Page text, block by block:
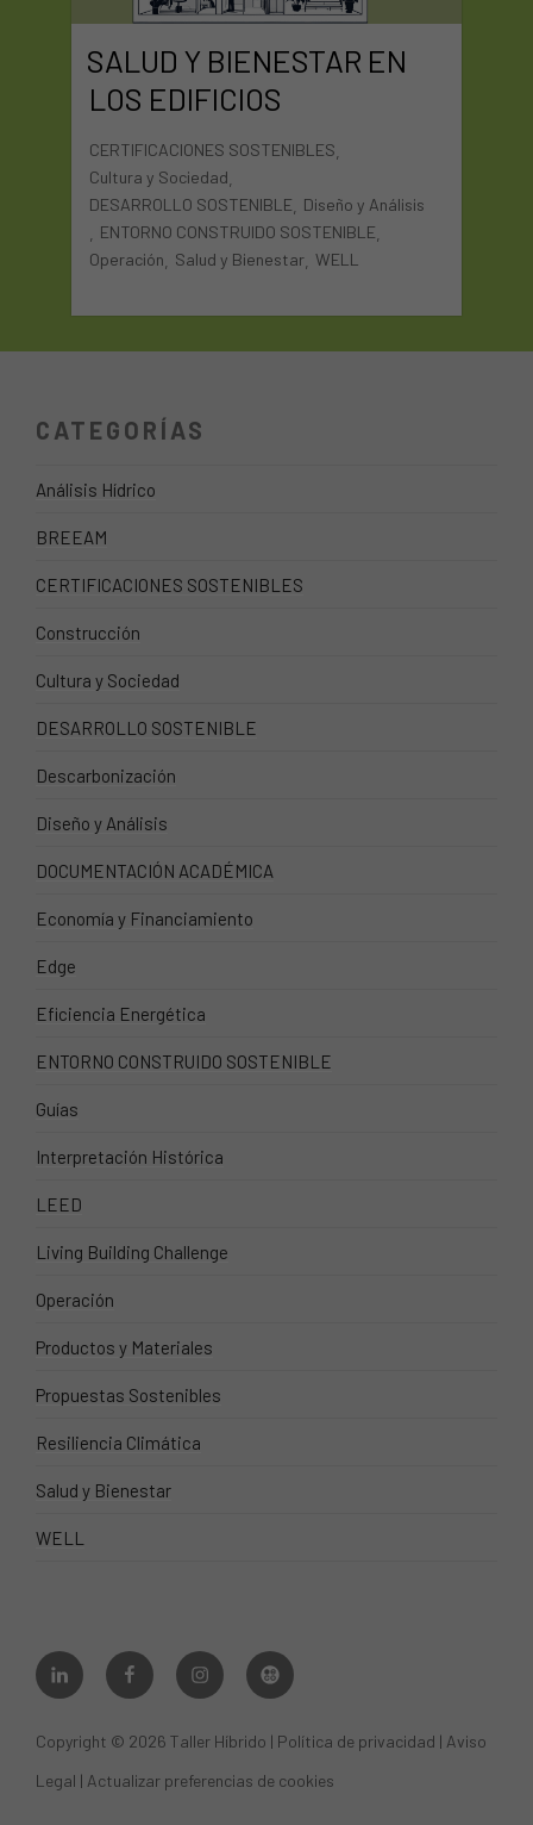
SALUD Y BIENESTAR EN
LOS EDIFICIOS
CERTIFICACIONES SOSTENIBLES,
Cultura y Sociedad,
DESARROLLO SOSTENIBLE, Diseño y Análisis
, ENTORNO CONSTRUIDO SOSTENIBLE,
Operación, Salud y Bienestar, WELL
CATEGORÍAS
Análisis Hídrico
BREEAM
CERTIFICACIONES SOSTENIBLES
Construcción
Cultura y Sociedad
DESARROLLO SOSTENIBLE
Descarbonización
Diseño y Análisis
DOCUMENTACIÓN ACADÉMICA
Economía y Financiamiento
Edge
Eficiencia Energética
ENTORNO CONSTRUIDO SOSTENIBLE
Guías
Interpretación Histórica
LEED
Living Building Challenge
Operación
Productos y Materiales
Propuestas Sostenibles
Resiliencia Climática
Salud y Bienestar
WELL
linkedin facebookinstagrameco
Copyright © 2026 Taller Híbrido | Política de privacidad | Aviso
Legal | Actualizar preferencias de cookies